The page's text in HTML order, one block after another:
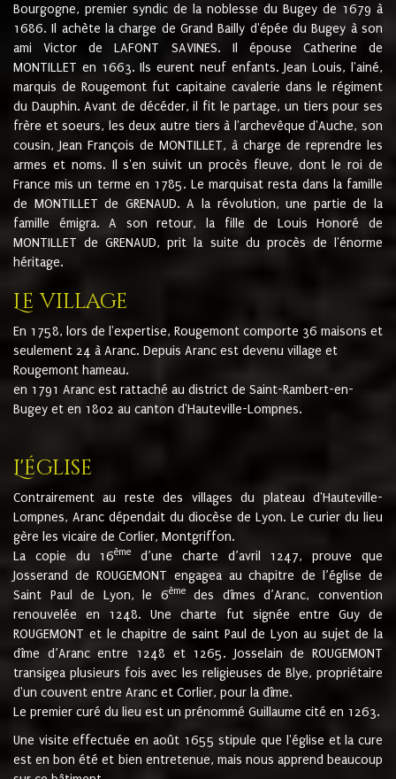
Bourgogne, premier syndic de la noblesse du Bugey de 1679 à
1686. Il achète la charge de Grand Bailly d'épée du Bugey à son
ami Victor de LAFONT SAVINES. Il épouse Catherine de
MONTILLET en 1663. Ils eurent neuf enfants. Jean Louis, l'ainé,
marquis de Rougemont fut capitaine cavalerie dans le régiment
du Dauphin. Avant de décéder, il fit le partage, un tiers pour ses
frère et soeurs, les deux autre tiers à l'archevêque d'Auche, son
cousin, Jean François de MONTILLET, à charge de reprendre les
armes et noms. Il s'en suivit un procès fleuve, dont le roi de
France mis un terme en 1785. Le marquisat resta dans la famille
de MONTILLET de GRENAUD. A la révolution, une partie de la
famille émigra. A son retour, la fille de Louis Honoré de
MONTILLET de GRENAUD, prit la suite du procès de l'énorme
héritage.
Le village
En 1758, lors de l'expertise, Rougemont comporte 36 maisons et
seulement 24 à Aranc. Depuis Aranc est devenu village et
Rougemont hameau.
en 1791 Aranc est rattaché au district de Saint-Rambert-en-
Bugey et en 1802 au canton d'Hauteville-Lompnes.
L'église
Contrairement au reste des villages du plateau d'Hauteville-
Lompnes, Aranc dépendait du diocèse de Lyon. Le curier du lieu
gère les vicaire de Corlier, Montgriffon.
La copie du 16ème
d’une charte d’avril 1247, prouve que
Josserand de ROUGEMONT engagea au chapitre de l’église de
Saint Paul de Lyon, le 6èmedes dîmes d’Aranc, convention
renouvelée en 1248. Une charte fut signée entre Guy de
ROUGEMONT et le chapitre de saint Paul de Lyon au sujet de la
dîme d’Aranc entre 1248 et 1265. Josselain de ROUGEMONT
transigea plusieurs fois avec les religieuses de Blye, propriétaire
d'un couvent entre Aranc et Corlier, pour la dîme.
Le premier curé du lieu est un prénommé Guillaume cité en 1263.
Une visite effectuée en août 1655 stipule que l'église et la cure
est en bon été et bien entretenue, mais nous apprend beaucoup